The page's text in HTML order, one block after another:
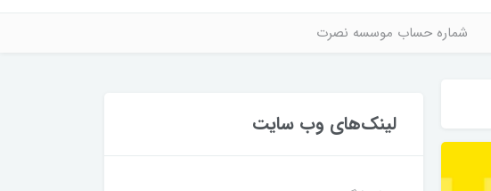
شماره حساب موسسه نصرت
لینک‌های وب سایت